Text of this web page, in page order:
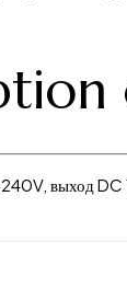
выход DC